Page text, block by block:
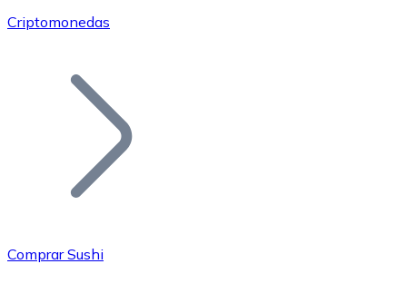
Únete a nuestra red de distribuidores.
Añade tu proyecto a nuestro ecosistema.
Criptomonedas
Comprar Sushi